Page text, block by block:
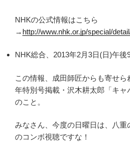
NHKの公式情報はこちら
→ http://www.nhk.or.jp/special/
NHK総合、2013年2月3日(日)午後
この情報、成田師匠からも寄せ
年特別号掲載・沢木耕太郎「キャ
のこと。
みなさん、今度の日曜日は、八
のコンボ視聴ですな！